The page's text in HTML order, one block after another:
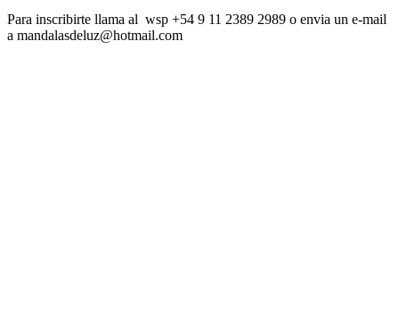
Para inscribirte llama al wsp +54 9 11 2389 2989 o envia un e-mail
a mandalasdeluz@hotmail.com